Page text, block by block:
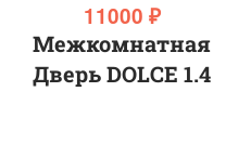
11000 ₽
Межкомнатная
Дверь DOLCE 1.4